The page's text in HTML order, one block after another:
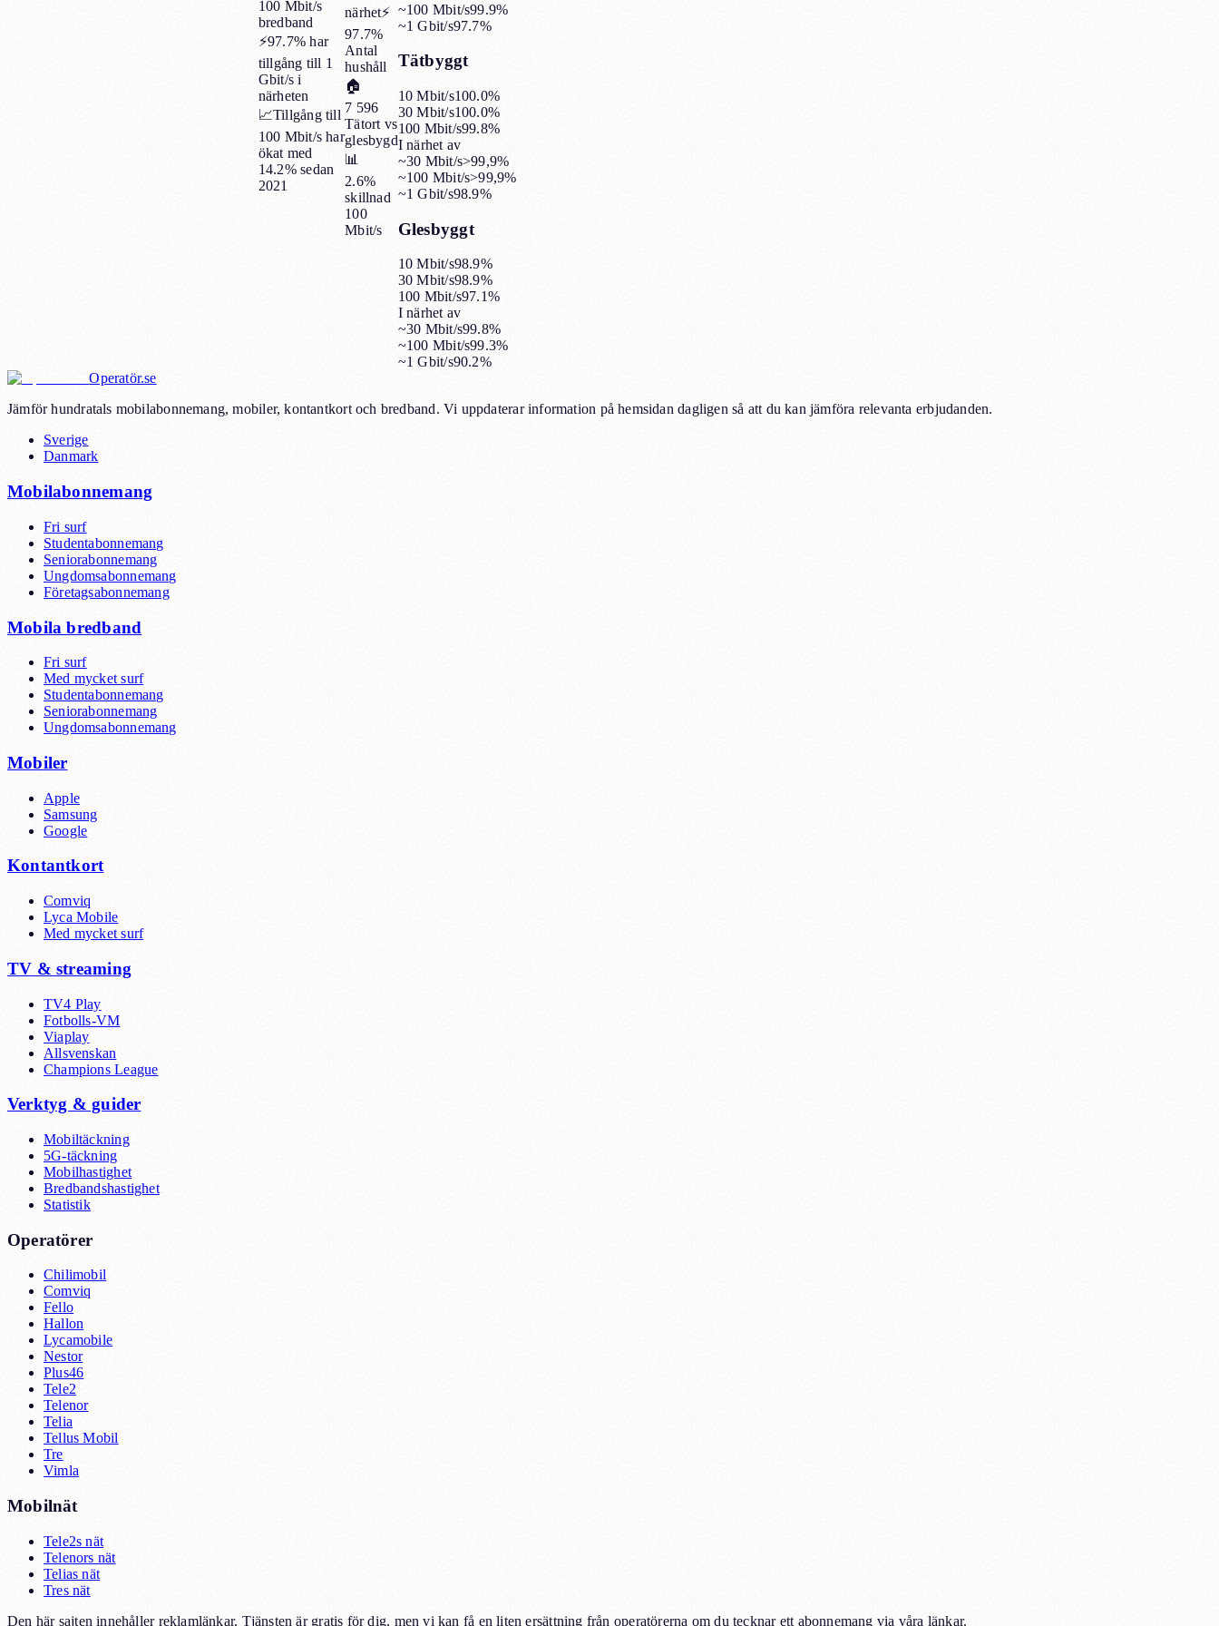
100 Mbit/s
bredband
⚡97.7% har
tillgång till 1
Gbit/s i
närheten
📈Tillgång till
100 Mbit/s har
ökat med
14.2% sedan
2021
närhet⚡
97.7%
Antal
hushåll
🏠
7 596
Tätort vs
glesbygd
📊
2.6%
skillnad
100
Mbit/s
~100 Mbit/s99.9%
~1 Gbit/s97.7%
Tätbyggt
10 Mbit/s100.0%
30 Mbit/s100.0%
100 Mbit/s99.8%
I närhet av
~30 Mbit/s>99,9%
~100 Mbit/s>99,9%
~1 Gbit/s98.9%
Glesbyggt
10 Mbit/s98.9%
30 Mbit/s98.9%
100 Mbit/s97.1%
I närhet av
~30 Mbit/s99.8%
~100 Mbit/s99.3%
~1 Gbit/s90.2%
Operatör.se
Jämför hundratals mobilabonnemang, mobiler, kontantkort och bredband. Vi uppdaterar information på hemsidan dagligen så att du kan jämföra relevanta erbjudanden.
Sverige
Danmark
Mobilabonnemang
Fri surf
Studentabonnemang
Seniorabonnemang
Ungdomsabonnemang
Företagsabonnemang
Mobila bredband
Fri surf
Med mycket surf
Studentabonnemang
Seniorabonnemang
Ungdomsabonnemang
Mobiler
Apple
Samsung
Google
Kontantkort
Comviq
Lyca Mobile
Med mycket surf
TV & streaming
TV4 Play
Fotbolls-VM
Viaplay
Allsvenskan
Champions League
Verktyg & guider
Mobiltäckning
5G-täckning
Mobilhastighet
Bredbandshastighet
Statistik
Operatörer
Chilimobil
Comviq
Fello
Hallon
Lycamobile
Nestor
Plus46
Tele2
Telenor
Telia
Tellus Mobil
Tre
Vimla
Mobilnät
Tele2s nät
Telenors nät
Telias nät
Tres nät
Den här sajten innehåller reklamlänkar. Tjänsten är gratis för dig, men vi kan få en liten ersättning från operatörerna om du tecknar ett abonnemang via våra länkar.